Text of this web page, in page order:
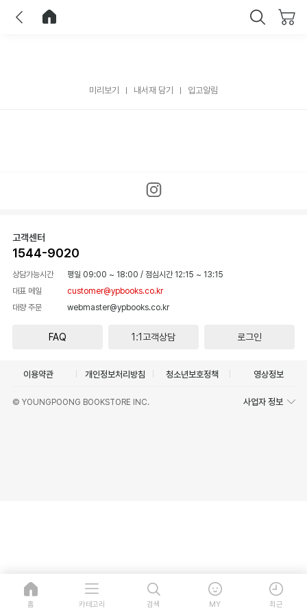
미리보기 내서재 담기 입고알림
고객센터
1544-9020
상담가능시간 평일 09:00 ~ 18:00 / 점심시간 12:15 ~ 13:15
대표 메일
customer@ypbooks.co.kr
대량 주문
webmaster@ypbooks.co.kr
FAQ 1:1고객상담 로그인
이용약관 개인정보처리방침 청소년보호정책 영상정보
© YOUNGPOONG BOOKSTORE INC. 사업자 정보
홈 카테고리 검색 MY 최근